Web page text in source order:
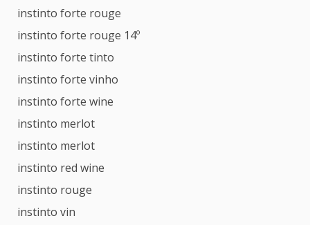
instinto forte rouge
instinto forte rouge 14º
instinto forte tinto
instinto forte vinho
instinto forte wine
instinto merlot
instinto merlot
instinto red wine
instinto rouge
instinto vin